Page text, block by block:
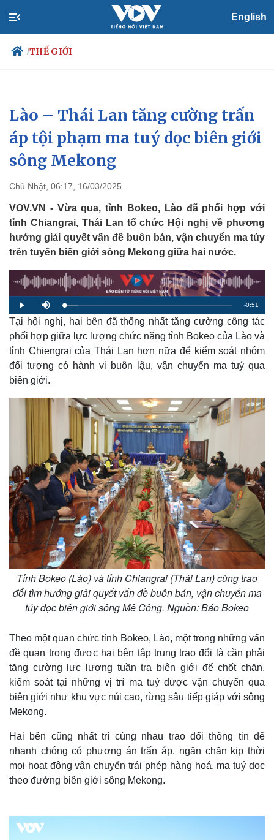
English
/THẾ GIỚI
Chính trị
Đảng
Tổ chức nhân sự
Quốc hội
Nhận diện sự thật
Xã hội
Tin 24h
Dự báo thời tiết
Lào – Thái Lan tăng cường trấn
áp tội phạm ma tuý dọc biên giới
sông Mekong
Chủ Nhật, 06:17, 16/03/2025
VOV.VN - Vừa qua, tỉnh Bokeo, Lào đã phối hợp với
tỉnh Chiangrai, Thái Lan tổ chức Hội nghị về phương
hướng giải quyết vấn đề buôn bán, vận chuyển ma túy
trên tuyến biên giới sông Mekong giữa hai nước.
P
l
a
y
M
u
t
e
L
o
a
d
e
d
7
.
9
0
R
e
n
i
T
m
-0:51
Tại hội nghị, hai bên đã thống nhất tăng cường công tác
phối hợp giữa lực lượng chức năng tỉnh Bokeo của Lào và
tỉnh Chiengrai của Thái Lan hơn nữa để kiểm soát nhóm
đối tượng có hành vi buôn lậu, vận chuyển ma tuý qua
biên giới.
Tỉnh Bokeo (Lào) và tỉnh Chiangrai (Thái Lan) cùng trao
đổi tìm hướng giải quyết vấn đề buôn bán, vận chuyển ma
túy dọc biên giới sông Mê Công. Nguồn: Báo Bokeo
Theo một quan chức tỉnh Bokeo, Lào, một trong những vấn
đề quan trọng được hai bên tập trung trao đổi là cần phải
tăng cường lực lượng tuần tra biên giới để chốt chặn,
kiểm soát tại những vị trí ma tuý được vận chuyển qua
biên giới như khu vực núi cao, rừng sâu tiếp giáp với sông
Mekong.
Hai bên cũng nhất trí cùng nhau trao đổi thông tin để
nhanh chóng có phương án trấn áp, ngăn chặn kịp thời
mọi hoạt động vận chuyển trái phép hàng hoá, ma tuý dọc
theo đường biên giới sông Mekong.